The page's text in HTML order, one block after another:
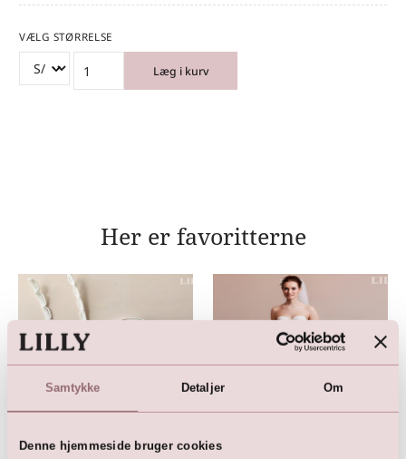
Samtykke Detaljer Om
Denne hjemmeside bruger cookies
VÆLG STØRRELSE
Læg i kurv
Her er favoritterne